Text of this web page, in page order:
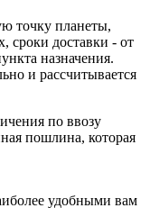
точку планеты,
сроки доставки - от
назначения.
и рассчитывается
по ввозу
пошлина, которая
удобными вам